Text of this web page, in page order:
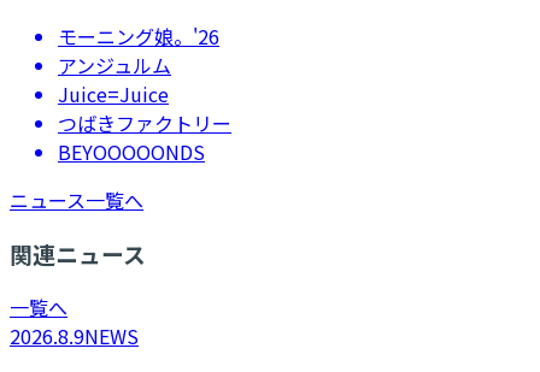
モーニング娘。'26
アンジュルム
Juice=Juice
つばきファクトリー
BEYOOOOONDS
ニュース一覧へ
関連ニュース
一覧へ
2026.8.9NEWS